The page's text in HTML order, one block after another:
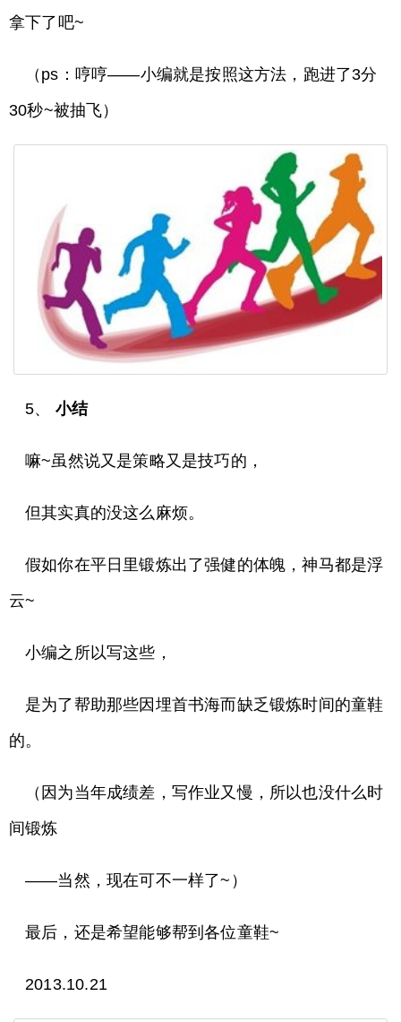
拿下了吧~
（ps：哼哼——小编就是按照这方法，跑进了3分
30秒~被抽飞）
5、 小结
嘛~虽然说又是策略又是技巧的，
但其实真的没这么麻烦。
假如你在平日里锻炼出了强健的体魄，神马都是浮
云~
小编之所以写这些，
是为了帮助那些因埋首书海而缺乏锻炼时间的童鞋
的。
（因为当年成绩差，写作业又慢，所以也没什么时
间锻炼
——当然，现在可不一样了~）
最后，还是希望能够帮到各位童鞋~
2013.10.21